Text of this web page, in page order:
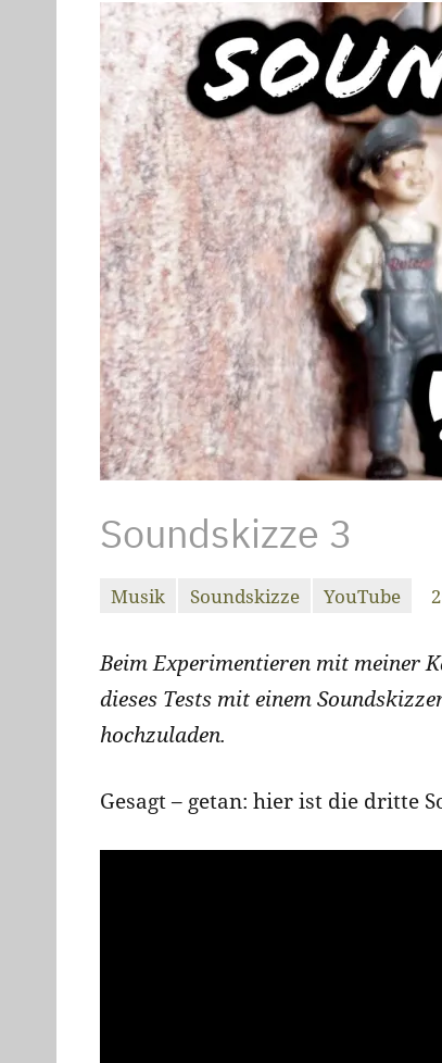
Soundskizze 3
Musik Soundskizze YouTube
christiandrab
Beim Experimentieren mit meiner
dieses Tests mit einem
hochzuladen.
Gesagt – getan: hier ist die dritte